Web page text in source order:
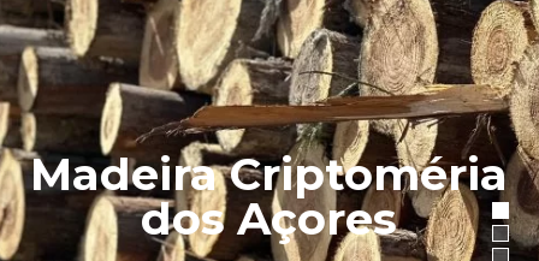
Madeira Criptoméria
dos Açores